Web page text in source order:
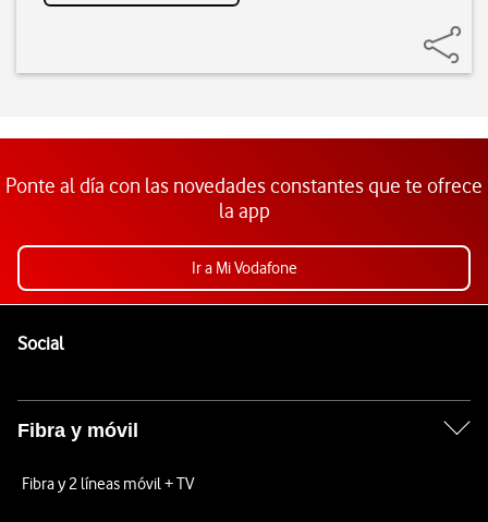
Ponte al día con las novedades constantes que te ofrece
la app
Ir a Mi Vodafone
SocialEnlaces a las redes sociales de Vodafone
Fibra y móvil
Fibra y 2 líneas móvil + TV